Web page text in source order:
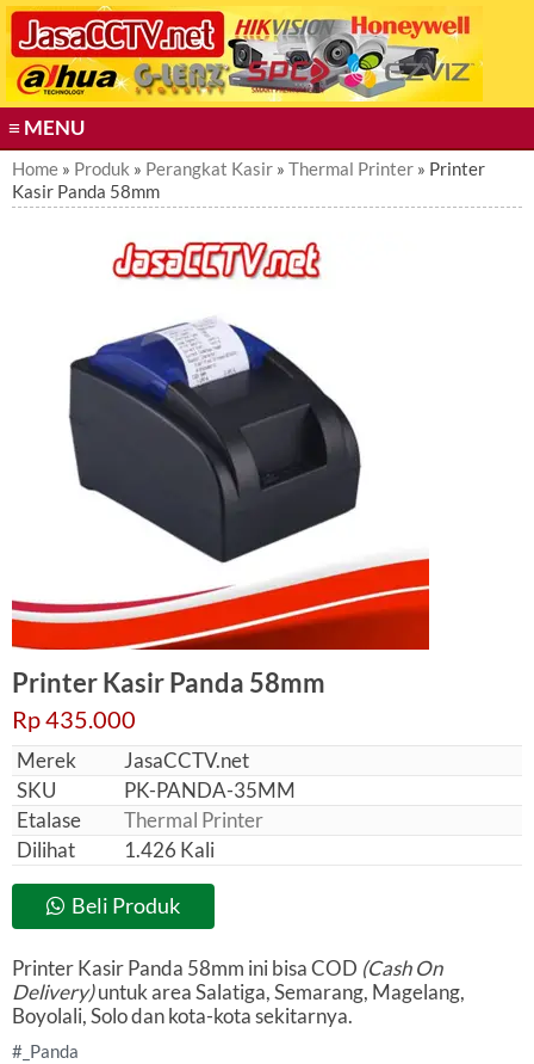
S
k
o
≡ MENU
Home » Produk » Perangkat Kasir » Thermal Printer » Printer
Kasir Panda 58mm
Printer Kasir Panda 58mm
Rp 435.000
Merek
JasaCCTV.net
SKU
PK-PANDA-35MM
Etalase
Thermal Printer
Dilihat
1.426 Kali
Beli Produk
Printer Kasir Panda 58mm ini bisa COD (Cash On
Delivery)untuk area Salatiga, Semarang, Magelang,
Boyolali, Solo dan kota-kota sekitarnya.
Panda